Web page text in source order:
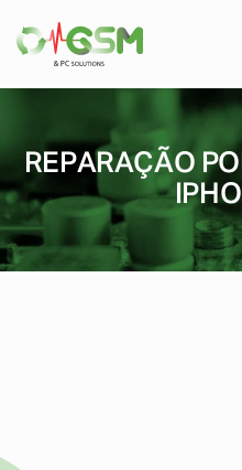
REPARAÇÃO